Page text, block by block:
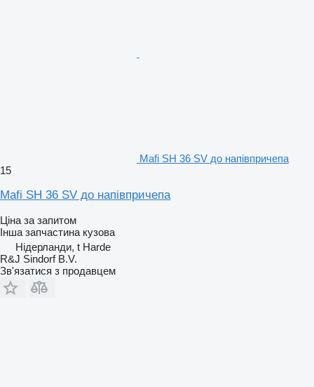
Mafi SH 36 SV до напівпричепа
15
Mafi SH 36 SV до напівпричепа
Ціна за запитом
Інша запчастина кузова
Нідерланди, t Harde
R&J Sindorf B.V.
Зв'язатися з продавцем